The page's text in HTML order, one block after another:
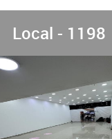
Local - 1272